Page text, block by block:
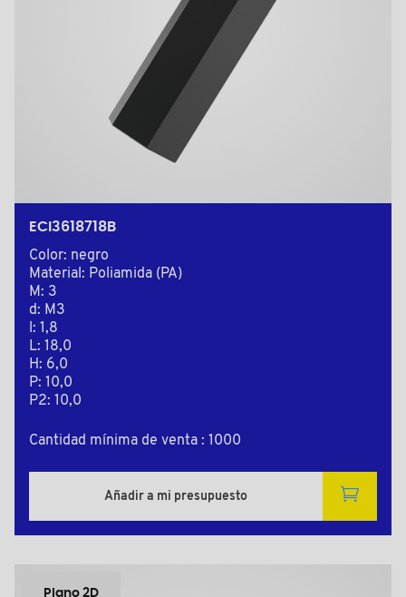
ECI3618718B
Color: negro
Material: Poliamida (PA)
M: 3
d: M3
l: 1,8
L: 18,0
H: 6,0
P: 10,0
P2: 10,0
Cantidad mínima de venta : 1000
Añadir a mi presupuesto
Plano 2D